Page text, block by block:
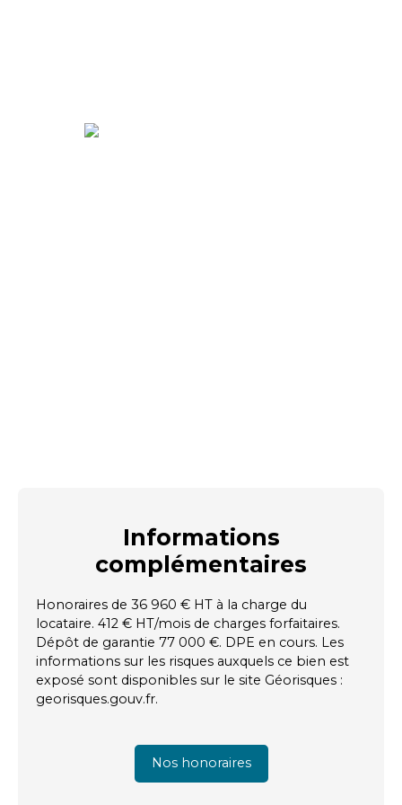
Informations
complémentaires
Honoraires de 36 960 € HT à la charge du
locataire. 412 € HT/mois de charges forfaitaires.
Dépôt de garantie 77 000 €. DPE en cours. Les
informations sur les risques auxquels ce bien est
exposé sont disponibles sur le site Géorisques :
georisques.gouv.fr.
Nos honoraires